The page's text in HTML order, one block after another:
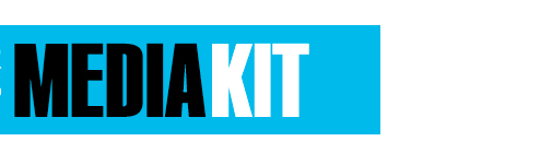
Una vez a la semana enviamos
Entregado por SendPulse